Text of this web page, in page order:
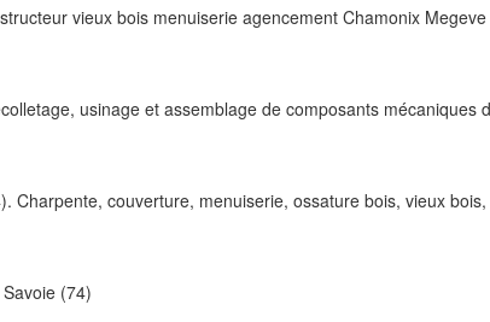
vieux bois menuiserie agencement Chamonix
usinage et assemblage de composants
Charpente, couverture, menuiserie, ossature bois, vieux
(74)